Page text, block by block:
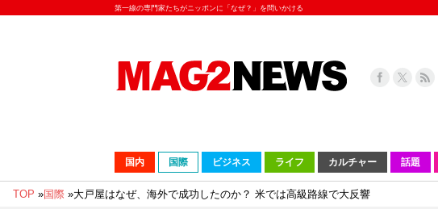
第一線の専門家たちがニッポンに「なぜ？」を問いかける
国内 国際 ビジネス ライフ カルチャー 話題
TOP »国際 »大戸屋はなぜ、海外で成功したのか？ 米では高級路線で大反響